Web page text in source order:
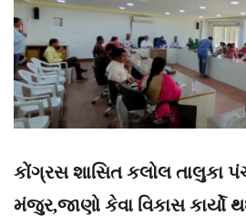
કોંગ્રસ શાસિત કલોલ તાલુકા
મંજુર,જાણો કેવા વિકાસ કાર્યો